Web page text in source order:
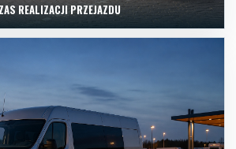
REALIZACJI PRZEJAZDU